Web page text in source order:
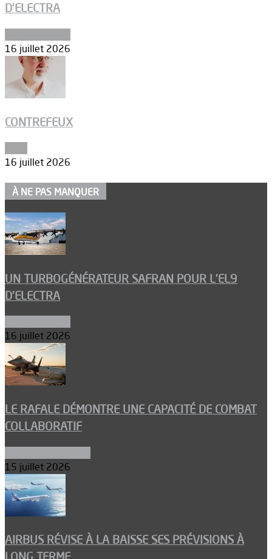
D’ELECTRA
16 juillet 2026
CONTREFEUX
16 juillet 2026
À NE PAS MANQUER
UN TURBOGÉNÉRATEUR SAFRAN POUR L’EL9
D’ELECTRA
16 juillet 2026
LE RAFALE DÉMONTRE UNE CAPACITÉ DE COMBAT
COLLABORATIF
15 juillet 2026
AIRBUS RÉVISE À LA BAISSE SES PRÉVISIONS À